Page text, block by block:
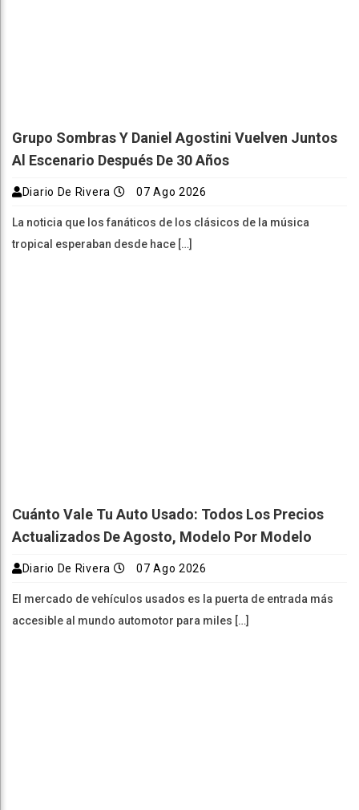
Grupo Sombras Y Daniel Agostini Vuelven Juntos
Al Escenario Después De 30 Años
Diario De Rivera 07 Ago 2026
La noticia que los fanáticos de los clásicos de la música
tropical esperaban desde hace […]
Cuánto Vale Tu Auto Usado: Todos Los Precios
Actualizados De Agosto, Modelo Por Modelo
Diario De Rivera 07 Ago 2026
El mercado de vehículos usados es la puerta de entrada más
accesible al mundo automotor para miles […]